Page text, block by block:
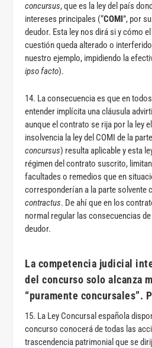
concursus, que es la ley del país
intereses principales (“COMI”, por
deudor. Esta ley nos dirá si y cómo
cuestión queda alterado o
nuestro ejemplo, impidiendo la
ipso facto).
14. La consecuencia es que en
entender implícita una cláusula
aunque el contrato se rija por la ley
insolvencia la ley del COMI de la
concursus) resulta aplicable y esta
régimen del contrato suscrito,
facultades o remedios que en
corresponderían a la parte solvente
contractus. De ahí que en los
normal regular las consecuencias de
deudor.
La competencia judicial
del concurso solo alcanza
“puramente concursales”.
15. La Ley Concursal española
concurso conocerá de todas las
trascendencia patrimonial que se